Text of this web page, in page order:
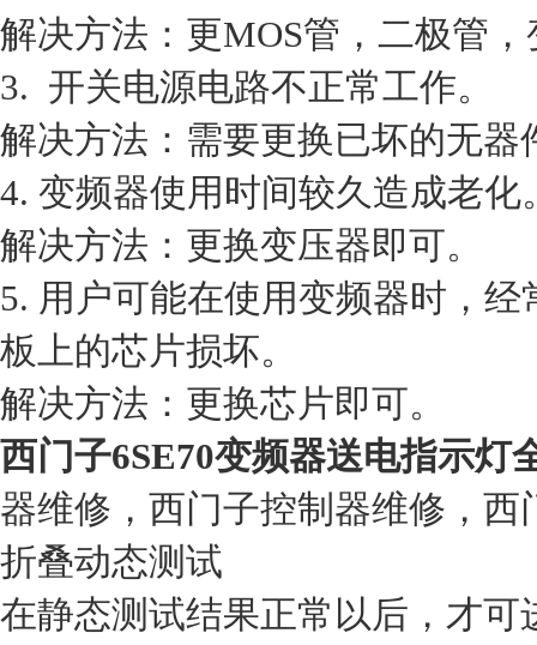
解决方法：更MOS管，二极管
3. 开关电源电路不正常工作。
解决方法：需要更换已坏的无器
4. 变频器使用时间较久造成老化
解决方法：更换变压器即可。
5. 用户可能在使用变频器时，
板上的芯片损坏。
解决方法：更换芯片即可。
西门子6SE70变频器送电指示灯
器维修，西门子控制器维修，西
折叠动态测试
在静态测试结果正常以后，才